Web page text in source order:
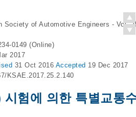
Society of Automotive Engineers - Vol.
0149 (Online)
2017
31 Oct 2016 Accepted 19 Dec 2017
KSAE.2017.25.2.140
험에 의한 특별교통